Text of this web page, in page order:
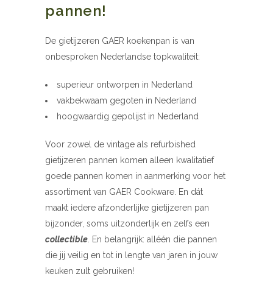
pannen!
De gietijzeren GAER koekenpan is van
onbesproken Nederlandse topkwaliteit:
superieur ontworpen in Nederland
vakbekwaam gegoten in Nederland
hoogwaardig gepolijst in Nederland
Voor zowel de vintage als refurbished
gietijzeren pannen komen alleen kwalitatief
goede pannen komen in aanmerking voor het
assortiment van GAER Cookware. En dát
maakt iedere afzonderlijke gietijzeren pan
bijzonder, soms uitzonderlijk en zelfs een
collectible . En belangrijk: alléén die pannen
die jij veilig en tot in lengte van jaren in jouw
keuken zult gebruiken!